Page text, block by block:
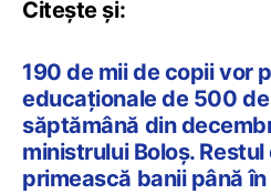
Citește și:
190 de mii de copii vor
educaționale de 500
săptămână din
ministrului Boloș.
primească banii până